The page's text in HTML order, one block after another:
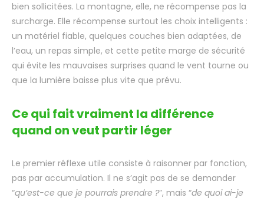
bien sollicitées. La montagne, elle, ne récompense pas la
surcharge. Elle récompense surtout les choix intelligents :
un matériel fiable, quelques couches bien adaptées, de
l’eau, un repas simple, et cette petite marge de sécurité
qui évite les mauvaises surprises quand le vent tourne ou
que la lumière baisse plus vite que prévu.
Ce qui fait vraiment la différence
quand on veut partir léger
Le premier réflexe utile consiste à raisonner par fonction,
pas par accumulation. Il ne s’agit pas de se demander
“qu’est-ce que je pourrais prendre ?”, mais “de quoi ai-je